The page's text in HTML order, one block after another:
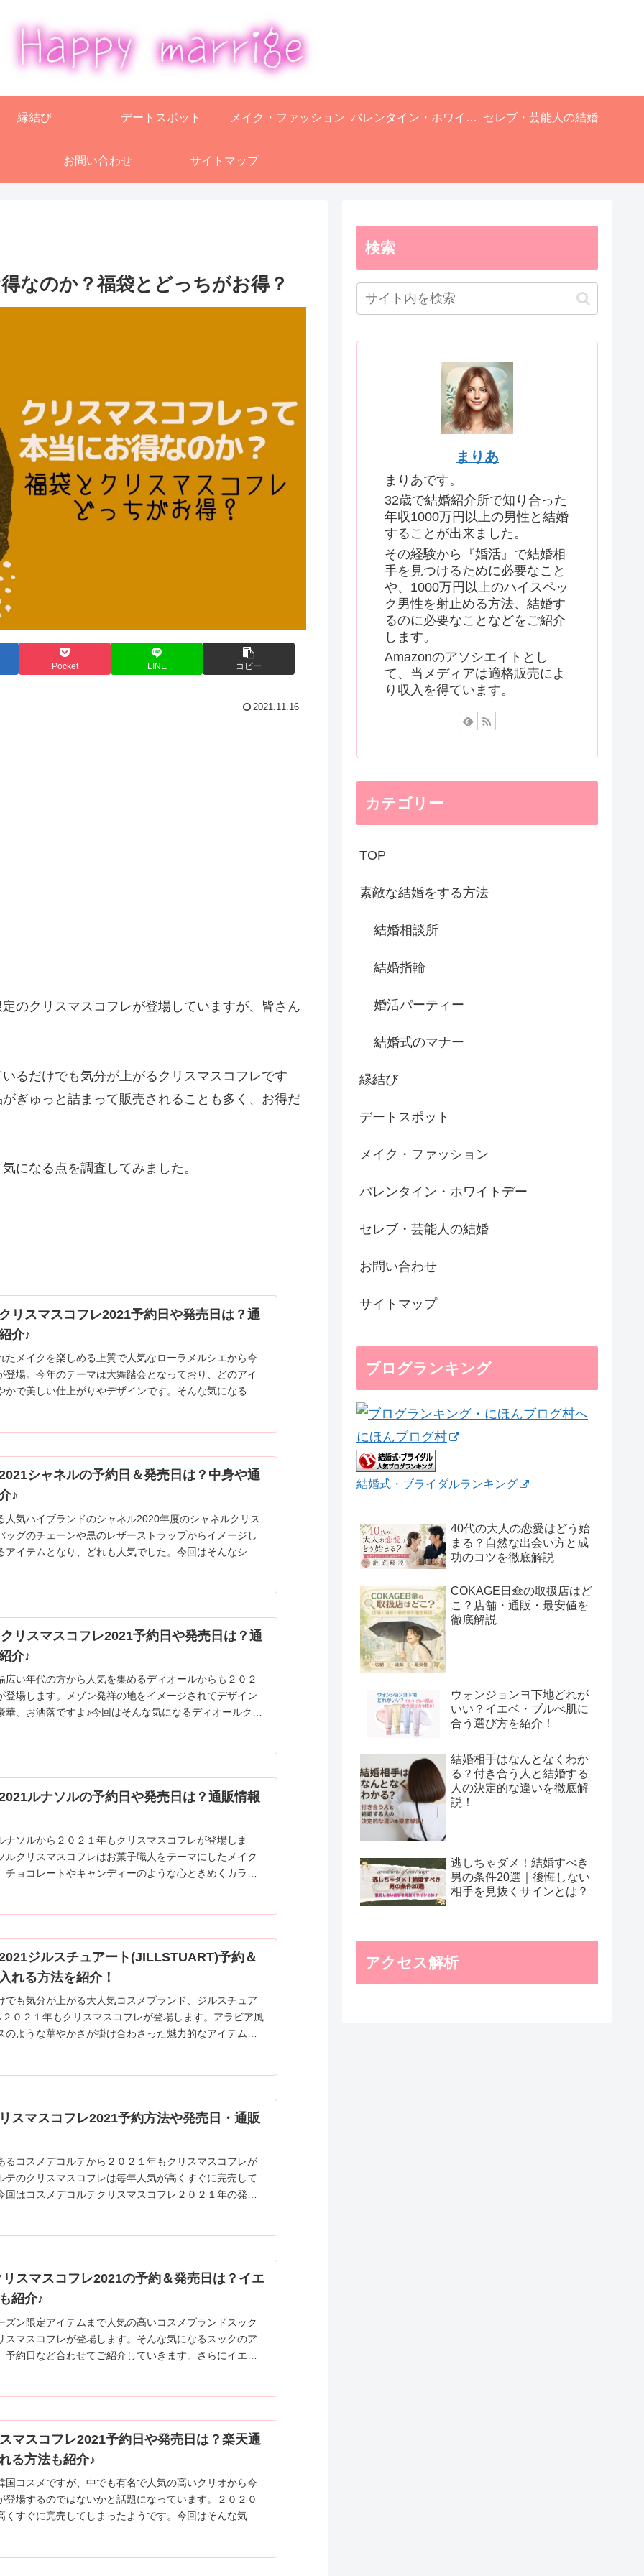
縁結び デートスポット メイク・ファッション バレンタイン・ホワイトデー セレブ・芸能人の結婚
お問い合わせ サイトマップ
なのか？福袋とどっちがお得？
Pocket LINE コピー
2021.11.16
のクリスマスコフレが登場していますが、皆さん
るだけでも気分が上がるクリスマスコフレです
ぎゅっと詰まって販売されることも多く、お得だ
気になる点を調査してみました。
リスマスコフレ2021予約日や発売日は？通
介♪
たメイクを楽しめる上質で人気なローラメルシエから今
登場。今年のテーマは大舞踏会となっており、どのアイ
かで美しい仕上がりやデザインです。そんな気になるロ
シャネルの予約日＆発売日は？中身や通
♪
人気ハイブランドのシャネル2020年度のシャネルクリス
ッグのチェーンや黒のレザーストラップからイメージし
アイテムとなり、どれも人気でした。今回はそんなシャ
リスマスコフレ2021予約日や発売日は？通
介♪
広い年代の方から人気を集めるディオールからも２０２
登場します。メゾン発祥の地をイメージされてデザイン
華、お洒落ですよ♪今回はそんな気になるディオールクリ
ルナソルの予約日や発売日は？通販情報
ナソルから２０２１年もクリスマスコフレが登場しま
ルクリスマスコフレはお菓子職人をテーマにしたメイク
チョコレートやキャンディーのような心ときめくカラー
ジルスチュアート(JILLSTUART)予約＆
れる方法を紹介！
でも気分が上がる大人気コスメブランド、ジルスチュア
０２１年もクリスマスコフレが登場します。アラビア風
のような華やかさが掛け合わさった魅力的なアイテム。
スマスコフレ2021予約方法や発売日・通販
るコスメデコルテから２０２１年もクリスマスコフレが
テのクリスマスコフレは毎年人気が高くすぐに完売して
回はコスメデコルテクリスマスコフレ２０２１年の発売
スマスコフレ2021の予約＆発売日は？イエ
紹介♪
ズン限定アイテムまで人気の高いコスメブランドスック
スマスコフレが登場します。そんな気になるスックのア
予約日など合わせてご紹介していきます。さらにイエベ
マスコフレ2021予約日や発売日は？楽天通
る方法も紹介♪
国コスメですが、中でも有名で人気の高いクリオから今
登場するのではないかと話題になっています。２０２０
すぐに完売してしまったようです。今回はそんな気に
検索
まりあ
まりあです。
32歳で結婚紹介所で知り合った
年収1000万円以上の男性と結婚
することが出来ました。
その経験から『婚活』で結婚相
手を見つけるために必要なこと
や、1000万円以上のハイスペッ
ク男性を射止める方法、結婚す
るのに必要なことなどをご紹介
します。
Amazonのアソシエイトとし
て、当メディアは適格販売によ
り収入を得ています。
カテゴリー
TOP
素敵な結婚をする方法
結婚相談所
結婚指輪
婚活パーティー
結婚式のマナー
縁結び
デートスポット
メイク・ファッション
バレンタイン・ホワイトデー
セレブ・芸能人の結婚
お問い合わせ
サイトマップ
ブログランキング
にほんブログ村
結婚式・ブライダルランキング
40代の大人の恋愛はどう始
まる？自然な出会い方と成
功のコツを徹底解説
COKAGE日傘の取扱店はど
こ？店舗・通販・最安値を
徹底解説
ウォンジョンヨ下地どれが
いい？イエベ・ブルべ肌に
合う選び方を紹介！
結婚相手はなんとなくわか
る？付き合う人と結婚する
人の決定的な違いを徹底解
説！
逃しちゃダメ！結婚すべき
男の条件20選｜後悔しない
相手を見抜くサインとは？
アクセス解析